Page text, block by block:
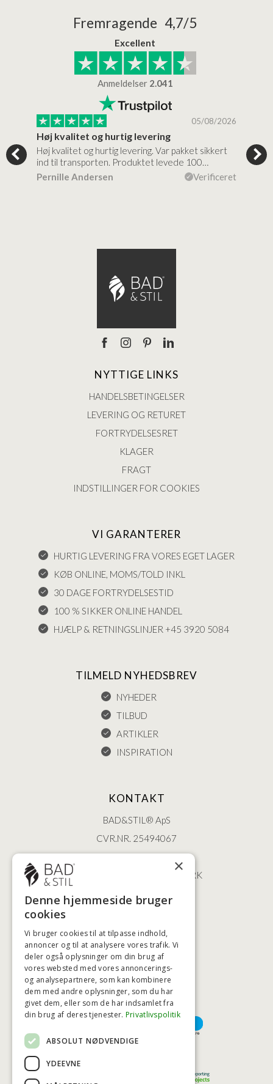
Fremragende 4,7/5
Excellent
Anmeldelser 2.041
05/08/2026
Høj kvalitet og hurtig levering
Høj kvalitet og hurtig levering. Var pakket sikkert
ind til transporten. Produktet levede 100…
Pernille Andersen
Verificeret
NYTTIGE LINKS
HANDELSBETINGELSER
LEVERING OG RETURET
FORTRYDELSESRET
KLAGER
FRAGT
INDSTILLINGER FOR COOKIES
VI GARANTERER
HURTIG LEVERING FRA VORES EGET LAGER
KØB ONLINE, MOMS/TOLD INKL
30 DAGE FORTRYDELSESTID
100 % SIKKER ONLINE HANDEL
HJÆLP & RETNINGSLINJER +45 3920 5084
TILMELD NYHEDSBREV
NYHEDER
TILBUD
ARTIKLER
INSPIRATION
KONTAKT
BAD&STIL® ApS
CVR.NR. 25494067
ØSTERBROGADE 202
2100 KØBENHAVN • DANMARK
+45 3920 5084
HØJESTE KREDITVÆRDIGHED
BETALINGSMULIGHEDER
×
Denne hjemmeside bruger
cookies
Vi bruger cookies til at tilpasse indhold,
annoncer og til at analysere vores trafik. Vi
deler også oplysninger om din brug af
vores websted med vores annoncerings-
og analysepartnere, som kan kombinere
dem med andre oplysninger, som du har
givet dem, eller som de har indsamlet fra
din brug af deres tjenester. Privatlivspolitik
ABSOLUT NØDVENDIGE
YDEEVNE